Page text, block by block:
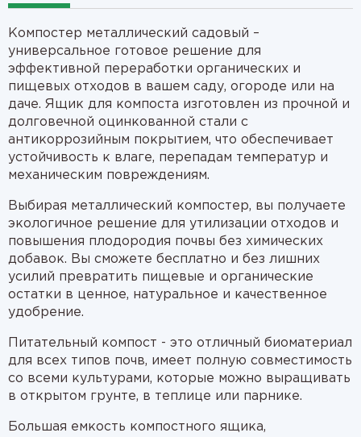
Компостер металлический садовый –
универсальное готовое решение для
эффективной переработки органических и
пищевых отходов в вашем саду, огороде или на
даче. Ящик для компоста изготовлен из прочной и
долговечной оцинкованной стали с
антикоррозийным покрытием, что обеспечивает
устойчивость к влаге, перепадам температур и
механическим повреждениям.
Выбирая металлический компостер, вы получаете
экологичное решение для утилизации отходов и
повышения плодородия почвы без химических
добавок. Вы сможете бесплатно и без лишних
усилий превратить пищевые и органические
остатки в ценное, натуральное и качественное
удобрение.
Питательный компост - это отличный биоматериал
для всех типов почв, имеет полную совместимость
со всеми культурами, которые можно выращивать
в открытом грунте, в теплице или парнике.
Большая емкость компостного ящика,